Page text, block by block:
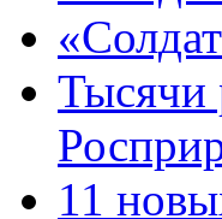
Тысячи
11